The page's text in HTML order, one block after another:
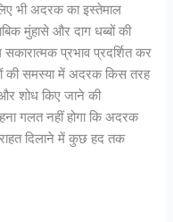
भी अदरक का इस्तेमाल
मुंहासे और दाग धब्बों की
प्रभाव प्रदर्शित कर
की समस्या में अदरक किस तरह
शोध किए जाने की
गलत नहीं होगा कि अदरक
दिलाने में कुछ हद तक